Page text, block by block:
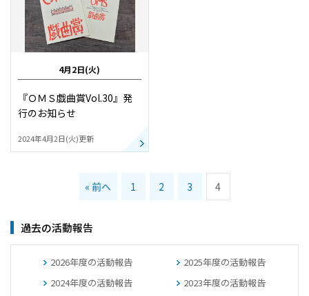
4月2日(火)
『ＯＭＳ戯曲賞Vol.30』発
行のお知らせ
2024年4月2日(火)更新
« 前へ 1 2 3 4
過去の活動報告
2026年度の活動報告
2025年度の活動報告
2024年度の活動報告
2023年度の活動報告